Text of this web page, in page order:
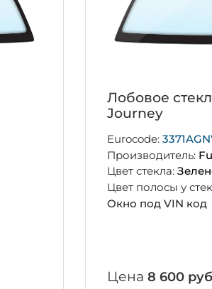
Лобовое
Journey
Eurocode:
Производитель:
Цвет стекла:
Цвет полосы у
Окно под VIN код
Цена 8 600